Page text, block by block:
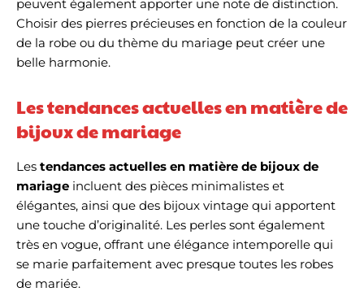
peuvent également apporter une note de distinction.
Choisir des pierres précieuses en fonction de la couleur
de la robe ou du thème du mariage peut créer une
belle harmonie.
Les tendances actuelles en matière de
bijoux de mariage
Les tendances actuelles en matière de bijoux de
mariage incluent des pièces minimalistes et
élégantes, ainsi que des bijoux vintage qui apportent
une touche d’originalité. Les perles sont également
très en vogue, offrant une élégance intemporelle qui
se marie parfaitement avec presque toutes les robes
de mariée.